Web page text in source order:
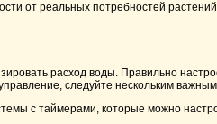
от реальных потребностей
расход воды. Правильно
следуйте нескольким
с таймерами, которые можно